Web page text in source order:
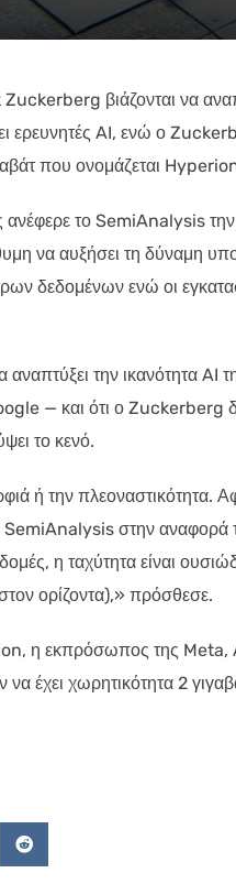
βιάζονται να
ερευνητές AI, ενώ ο
που ονομάζεται
το SemiAnalysis
να αυξήσει τη δύναμη
δεδομένων ενώ οι
αναπτύξει την ικανότητα
— και ότι ο Zuckerberg
το κενό.
ή την πλεοναστικότητα.
SemiAnalysis στην
η ταχύτητα είναι
ορίζοντα),» πρόσθεσε.
η εκπρόσωπος της
να έχει χωρητικότητα 2
Reddit